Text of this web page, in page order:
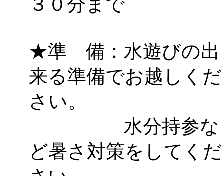
３０分まで
★準 備：水遊びの出
来る準備でお越しくだ
さい。
水分持参な
ど暑さ対策をしてくだ